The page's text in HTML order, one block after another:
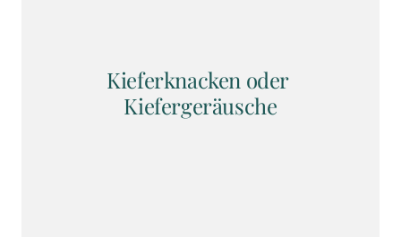
Kieferknacken oder
Kiefergeräusche